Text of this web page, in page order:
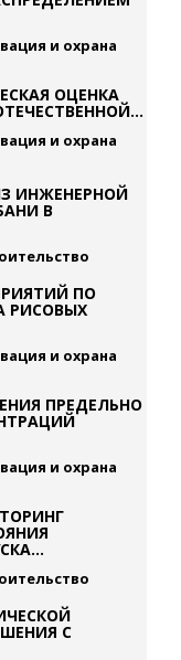
и охрана
ОЦЕНКА
и охрана
ИНЖЕНЕРНОЙ
В
ПО
РИСОВЫХ
и охрана
ПРЕДЕЛЬНО
и охрана
С